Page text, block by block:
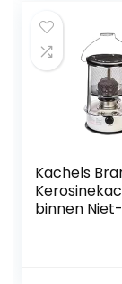
k Voor Binnen
Openlucht,
Deck,
Kachels
binnen